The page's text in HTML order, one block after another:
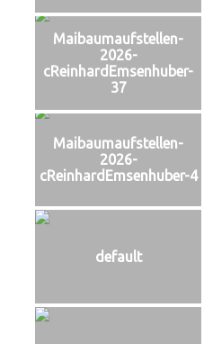
Maibaumaufstellen-
2026-
cReinhardEmsenhuber-
37
Maibaumaufstellen-
2026-
cReinhardEmsenhuber-4
default